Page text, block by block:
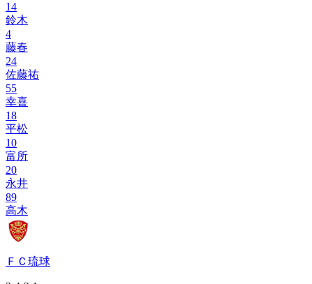
14
鈴木
4
藤春
24
佐藤祐
55
幸喜
18
平松
10
富所
20
永井
89
高木
ＦＣ琉球